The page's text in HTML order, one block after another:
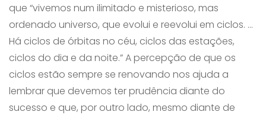
que “vivemos num ilimitado e misterioso, mas
ordenado universo, que evolui e reevolui em ciclos. ...
Há ciclos de órbitas no céu, ciclos das estações,
ciclos do dia e da noite.” A percepção de que os
ciclos estão sempre se renovando nos ajuda a
lembrar que devemos ter prudência diante do
sucesso e que, por outro lado, mesmo diante de